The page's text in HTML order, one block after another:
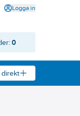
Logga in
0
direkt